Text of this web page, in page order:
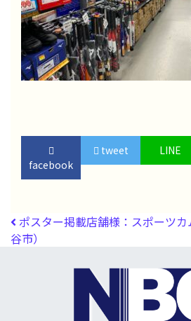
facebook
tweet LINE
投稿ナビゲーシ
ポスター掲載店舗様：スポーツ
谷市）